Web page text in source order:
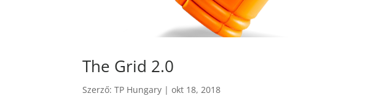
The Grid 2.0
Szerző:TP Hungary |okt 18, 2018